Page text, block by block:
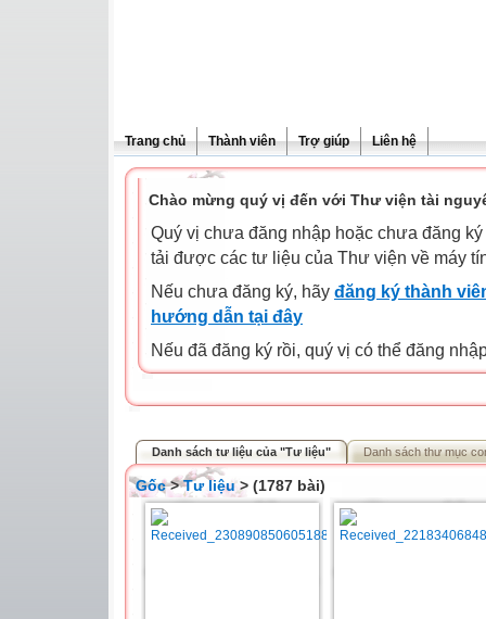
Trang chủ Thành viên Trợ giúp Liên hệ
Chào mừng quý vị đến với Thư viện tài
Quý vị chưa đăng nhập hoặc chưa đăng
tải được các tư liệu của Thư viện về máy
Nếu chưa đăng ký, hãy đăng ký thành
hướng dẫn tại đây
Nếu đã đăng ký rồi, quý vị có thể đăng
Danh sách tư liệu của "Tư liệu" Danh sách thư mục
Gốc>Tư liệu> (1787 bài)